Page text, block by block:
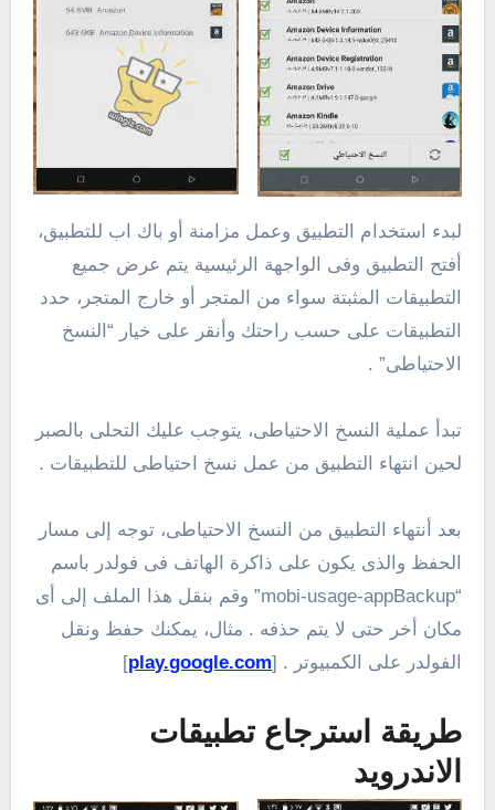
لبدء استخدام التطبيق وعمل مزامنة أو باك اب للتطبيق،
أفتح التطبيق وفى الواجهة الرئيسية يتم عرض جميع
التطبيقات المثبتة سواء من المتجر أو خارج المتجر، حدد
التطبيقات على حسب راحتك وأنقر على خيار “النسخ
الاحتياطى” .
تبدأ عملية النسخ الاحتياطى، يتوجب عليك التحلى بالصبر
لحين انتهاء التطبيق من عمل نسخ احتياطى للتطبيقات .
بعد أنتهاء التطبيق من النسخ الاحتياطى، توجه إلى مسار
الحفظ والذى يكون على ذاكرة الهاتف فى فولدر باسم
“mobi-usage-appBackup” وقم بنقل هذا الملف إلى أى
مكان أخر حتى لا يتم حذفه . مثال، يمكنك حفظ ونقل
الفولدر على الكمبيوتر . [play.google.com
]
طريقة استرجاع تطبيقات
الاندرويد